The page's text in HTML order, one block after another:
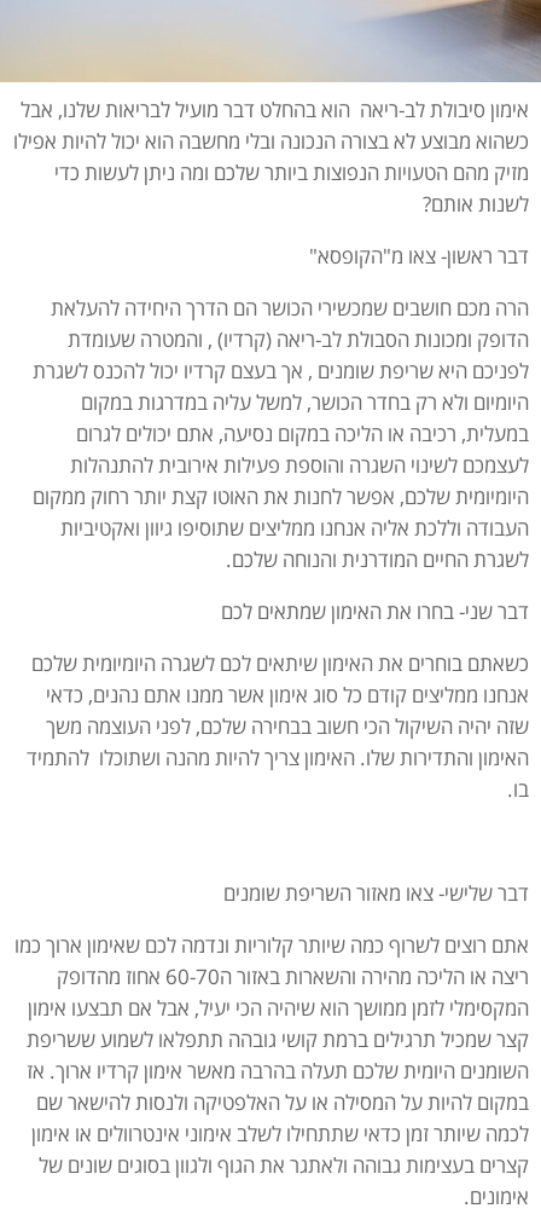
אימון סיבולת לב-ריאה הוא בהחלט דבר מועיל לבריאות שלנו, אבל
כשהוא מבוצע לא בצורה הנכונה ובלי מחשבה הוא יכול להיות אפילו
מזיק מהם הטעויות הנפוצות ביותר שלכם ומה ניתן לעשות כדי
לשנות אותם?
דבר ראשון- צאו מ"הקופסא"
הרה מכם חושבים שמכשירי הכושר הם הדרך היחידה להעלאת
הדופק ומכונות הסבולת לב-ריאה (קרדיו) , והמטרה שעומדת
לפניכם היא שריפת שומנים , אך בעצם קרדיו יכול להכנס לשגרת
היומיום ולא רק בחדר הכושר, למשל עליה במדרגות במקום
במעלית, רכיבה או הליכה במקום נסיעה, אתם יכולים לגרום
לעצמכם לשינוי השגרה והוספת פעילות אירובית להתנהלות
היומיומית שלכם, אפשר לחנות את האוטו קצת יותר רחוק ממקום
העבודה וללכת אליה אנחנו ממליצים שתוסיפו גיוון ואקטיביות
לשגרת החיים המודרנית והנוחה שלכם.
דבר שני- בחרו את האימון שמתאים לכם
כשאתם בוחרים את האימון שיתאים לכם לשגרה היומיומית שלכם
אנחנו ממליצים קודם כל סוג אימון אשר ממנו אתם נהנים, כדאי
שזה יהיה השיקול הכי חשוב בבחירה שלכם, לפני העוצמה משך
האימון והתדירות שלו. האימון צריך להיות מהנה ושתוכלו להתמיד
בו.
דבר שלישי- צאו מאזור השריפת שומנים
אתם רוצים לשרוף כמה שיותר קלוריות ונדמה לכם שאימון ארוך כמו
ריצה או הליכה מהירה והשארות באזור ה60-70 אחוז מהדופק
המקסימלי לזמן ממושך הוא שיהיה הכי יעיל, אבל אם תבצעו אימון
קצר שמכיל תרגילים ברמת קושי גובהה תתפלאו לשמוע ששריפת
השומנים היומית שלכם תעלה בהרבה מאשר אימון קרדיו ארוך. אז
במקום להיות על המסילה או על האלפטיקה ולנסות להישאר שם
לכמה שיותר זמן כדאי שתתחילו לשלב אימוני אינטרוולים או אימון
קצרים בעצימות גבוהה ולאתגר את הגוף ולגוון בסוגים שונים של
אימונים.